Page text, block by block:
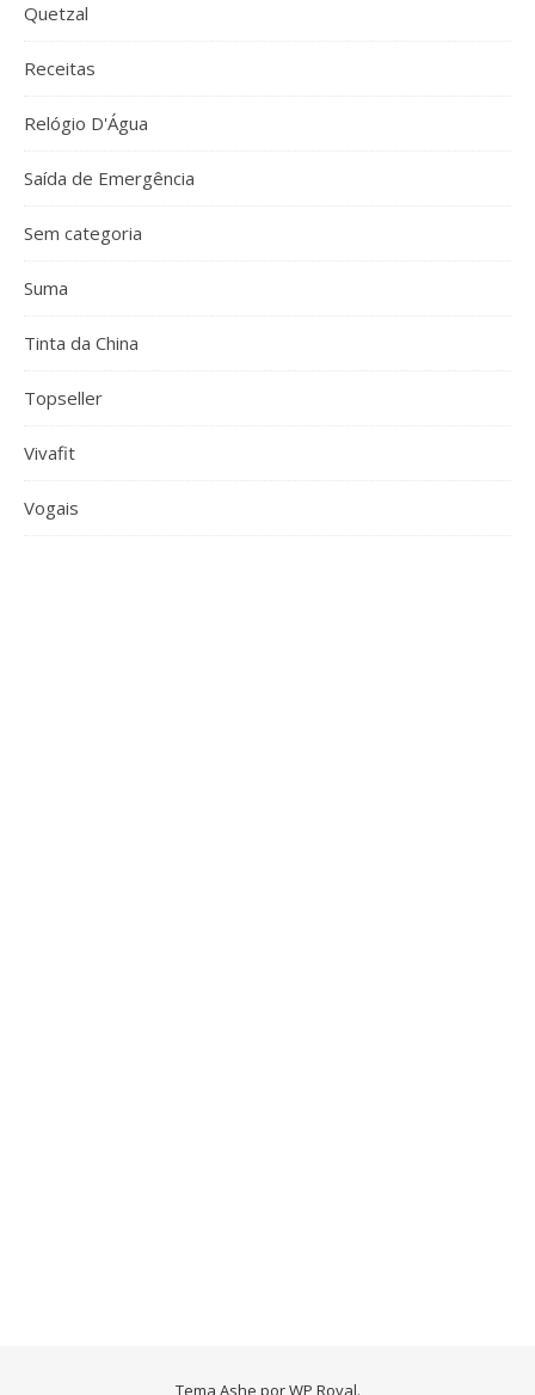
Quetzal
Receitas
Relógio D'Água
Saída de Emergência
Sem categoria
Suma
Tinta da China
Topseller
Vivafit
Vogais
Tema Ashe porWP Royal.